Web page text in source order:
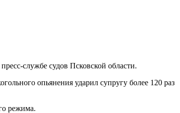
службе судов Псковской области.
опьянения ударил супругу более 120 раз
режима.